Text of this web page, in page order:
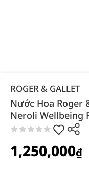
ROGER & GALLET
Nước Hoa Roger
Neroli Wellbeing
1,250,000₫